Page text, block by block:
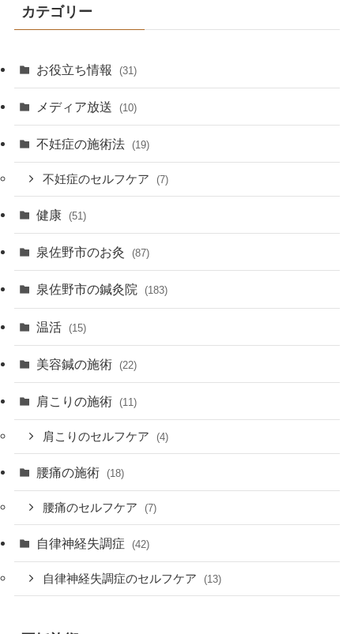
カテゴリー
お役立ち情報 (31)
メディア放送 (10)
不妊症の施術法 (19)
不妊症のセルフケア (7)
健康 (51)
泉佐野市のお灸 (87)
泉佐野市の鍼灸院 (183)
温活 (15)
美容鍼の施術 (22)
肩こりの施術 (11)
肩こりのセルフケア (4)
腰痛の施術 (18)
腰痛のセルフケア (7)
自律神経失調症 (42)
自律神経失調症のセルフケア (13)